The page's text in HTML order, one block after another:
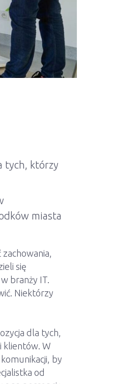
tych, którzy
miasta
się
branży IT.
Niektórzy
dla tych,
klientów. W
by
od